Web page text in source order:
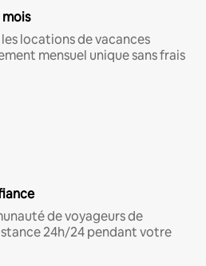
locations de vacances
mensuel unique sans frais
de voyageurs de
24h/24 pendant votre